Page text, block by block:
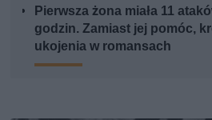
Pierwsza żona miała 11
godzin. Zamiast jej pomóc,
ukojenia w romansach